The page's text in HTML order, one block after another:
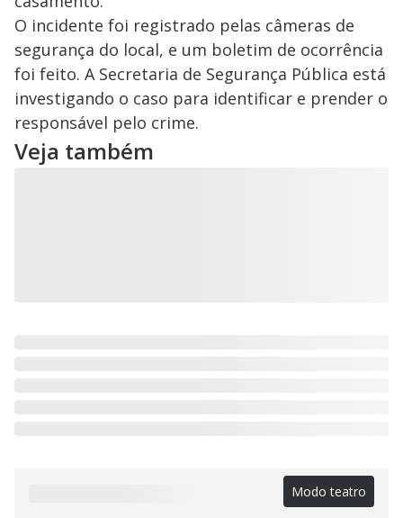
i
d
e
O incidente foi registrado pelas câmeras de
segurança do local, e um boletim de ocorrência
foi feito. A Secretaria de Segurança Pública está
investigando o caso para identificar e prender o
responsável pelo crime.
Veja também
Modo teatro